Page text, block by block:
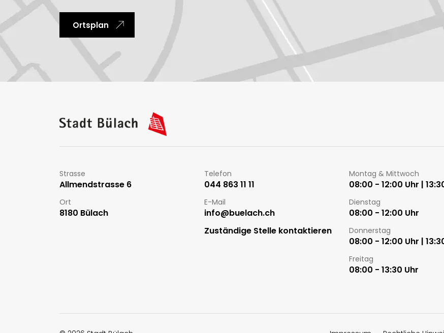
Ortsplan
Kontakt
Strasse
Allmendstrasse 6
Ort
8180 Bülach
Telefon
044 863 11 11
E-Mail
info@buelach.ch
Zuständige Stelle kontaktieren
Öffnungszeiten
Montag & Mittwoch
08:00 - 12:00 Uhr |
Dienstag
08:00 - 12:00 Uhr
Donnerstag
08:00 - 12:00 Uhr |
Freitag
08:00 - 13:30 Uhr